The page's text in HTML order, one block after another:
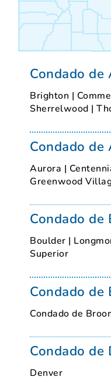
Condado de
Brighton |
Sherrelwood |
Condado de
Aurora |
Greenwood
Condado de
Boulder |
Superior
Condado de
Condado de
Condado de
Denver